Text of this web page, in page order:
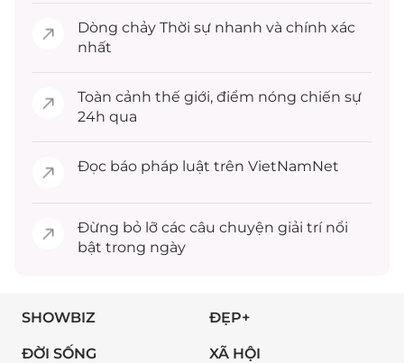
Dòng chảy Thời sự nhanh và chính xác
nhất
Toàn cảnh thế giới, điểm nóng chiến sự
24h qua
Đọc báo pháp luật trên VietNamNet
Đừng bỏ lỡ các câu chuyện giải trínổi
bật trong ngày
SHOWBIZ ĐẸP+
ĐỜI SỐNG XÃ HỘI